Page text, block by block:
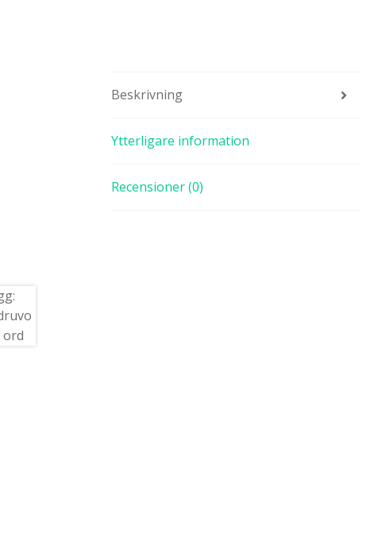
Beskrivning
Ytterligare information
Recensioner (0)